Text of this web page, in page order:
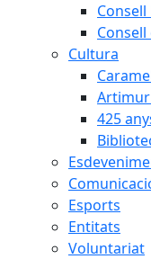
Cultura
Artimur
425
Esports
Entitats
Voluntariat